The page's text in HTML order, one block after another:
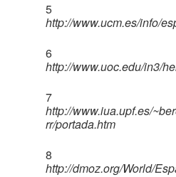
5
http://www.ucm.es/info/
6
http://www.uoc.edu/in3/
7
http://www.iua.upf.es/
rr/portada.htm
8
http://dmoz.org/World/